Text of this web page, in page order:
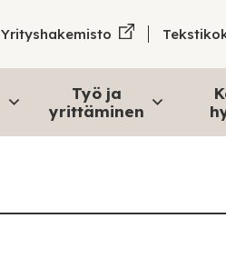
Yrityshakemisto
Työ ja
yrittäminen